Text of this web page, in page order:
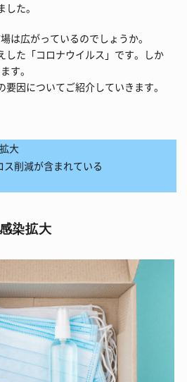
した。
は広がっているのでしょうか。
した「コロナウイルス」です。しか
す。
因についてご紹介していきます。
大
削減が含まれている
染拡大